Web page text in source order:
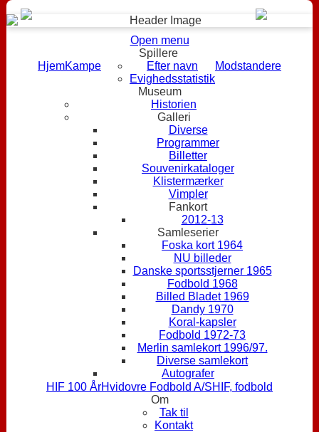
Open menu
HjemKampe
Spillere
Efter navn
Evighedsstatistik
Modstandere
Museum
Historien
Galleri
Diverse
Programmer
Billetter
Souvenirkataloger
Klistermærker
Vimpler
Fankort
2012-13
Samleserier
Foska kort 1964
NU billeder
Danske sportsstjerner 1965
Fodbold 1968
Billed Bladet 1969
Dandy 1970
Koral-kapsler
Fodbold 1972-73
Merlin samlekort 1996/97.
Diverse samlekort
Autografer
HIF 100 ÅrHvidovre Fodbold A/SHIF, fodbold
Om
Tak til
Kontakt